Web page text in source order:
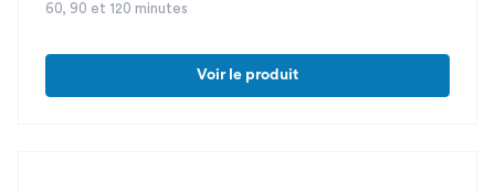
60, 90 et 120 minutes
Voir le produit